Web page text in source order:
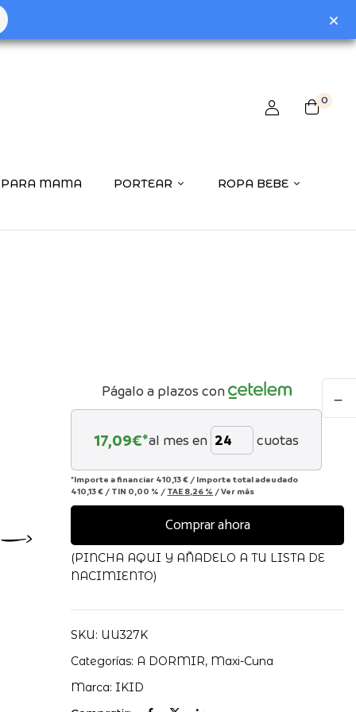
0
PARA MAMA PORTEAR
ROPA BEBE
Págalo a plazos con
17,09€*al mes en cuotas
*Importe a financiar 410,13 € / Importe total adeudado
410,13 € / TIN 0,00 % / TAE 8,26 % /Ver más
Comprar ahora
(PINCHA AQUI Y AÑADELO A TU LISTA DE
NACIMIENTO)
SKU: UU327K
Categorías: A DORMIR, Maxi-Cuna
Marca: IKID